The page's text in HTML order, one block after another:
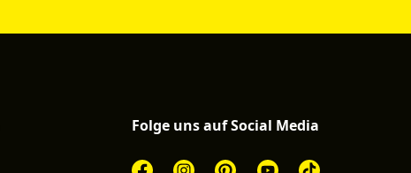
Folge uns auf Social Media